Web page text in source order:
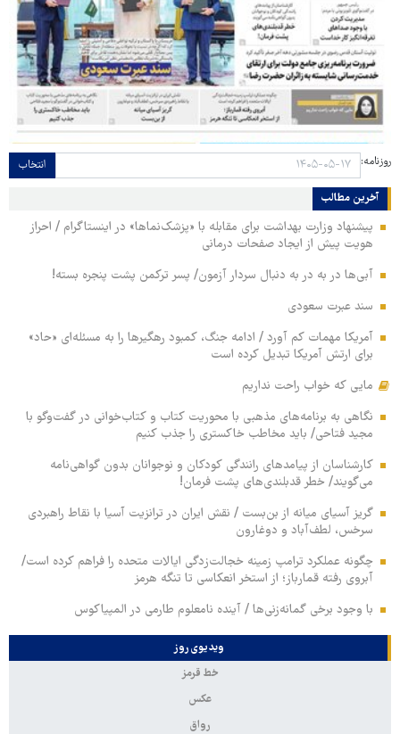
روزنامه: انتخاب
آخرین مطالب
پیشنهاد وزارت بهداشت برای مقابله با «پزشک‌نماها» در اینستاگرام / احراز
هویت پیش از ایجاد صفحات درمانی
آبی‌ها در به در به دنبال سردار آزمون/ پسر ترکمن پشت پنجره بسته!
سند عبرت سعودی
آمریکا مهمات کم آورد / ادامه جنگ، کمبود رهگیرها را به مسئله‌ای «حاد»
برای ارتش آمریکا تبدیل کرده است
مایی که خواب راحت نداریم
نگاهی به برنامه‌های مذهبی با محوریت کتاب و کتاب‌خوانی در گفت‌وگو با
مجید فتاحی/ باید مخاطب خاکستری را جذب کنیم
کارشناسان از پیامدهای رانندگی کودکان و نوجوانان بدون گواهی‌نامه
می‌گویند/ خطر قدبلندی‌های پشت فرمان!
گریز آسیای میانه از بن‌بست / نقش ایران در ترانزیت آسیا با نقاط راهبردی
سرخس، لطف‌آباد و دوغارون
چگونه عملکرد ترامپ زمینه خجالت‌زدگی ایالات متحده را فراهم کرده است/
آبروی رفته قمارباز؛ از استخر انعکاسی تا تنگه هرمز
با وجود برخی گمانه‌زنی‌ها / آینده نامعلوم طارمی در المپیاکوس
ویدیوی روز
خط قرمز
عکس
رواق